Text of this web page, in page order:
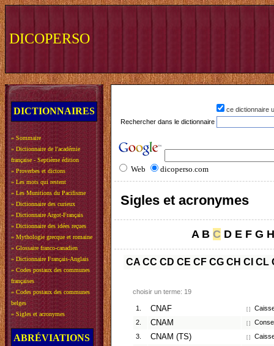
DICOPERSO
DICTIONNAIRES
» Sommaire
» Dictionnaire de l'académie
française - Septième édition
» Proverbes et dictons
» Les mots qui restent
» Les Munitions du Pacifisme
» Dictionnaire des curieux
» Dictionnaire Argot-Français
» Dictionnaire des idées reçues
» Mythologie grecque et romaine
» Glossaire franco-canadien
» Dictionnaire Français-Anglais
» Codes postaux des communes
françaises
» Codes postaux des communes
belges
» Sigles et acronymes
ABRÉVIATIONS
ce dictionnaire
Rechercher dans le dictionnaire
Web dicoperso.com
Sigles et acronymes
A B C D E F G H
CA CC CD CE CF CG CH CI CL
choisir un terme: 19
1. CNAF [ ]
2.
CNAM [ ]
3.
CNAM (TS) [ ]